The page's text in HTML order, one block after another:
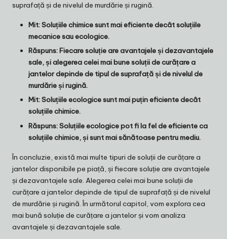
suprafață și de nivelul de murdărie și rugină.
Mit: Soluțiile chimice sunt mai eficiente decât soluțiile
mecanice sau ecologice.
Răspuns: Fiecare soluție are avantajele și dezavantajele
sale, și alegerea celei mai bune soluții de curățare a
jantelor depinde de tipul de suprafață și de nivelul de
murdărie și rugină.
Mit: Soluțiile ecologice sunt mai puțin eficiente decât
soluțiile chimice.
Răspuns: Soluțiile ecologice pot fi la fel de eficiente ca
soluțiile chimice, și sunt mai sănătoase pentru mediu.
În concluzie, există mai multe tipuri de soluții de curățare a
jantelor disponibile pe piață, și fiecare soluție are avantajele
și dezavantajele sale. Alegerea celei mai bune soluții de
curățare a jantelor depinde de tipul de suprafață și de nivelul
de murdărie și rugină. În următorul capitol, vom explora cea
mai bună soluție de curățare a jantelor și vom analiza
avantajele și dezavantajele sale.